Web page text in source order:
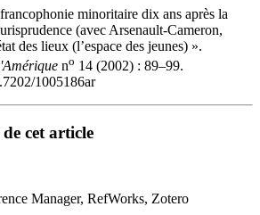
minoritaire dix ans après la
(avec Arsenault-Cameron,
des lieux (l’espace des jeunes) ».
no 14 (2002) : 89–99.
1005186ar
cet article
Manager, RefWorks, Zotero